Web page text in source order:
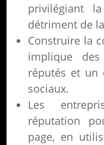
privilégiant
détriment de
Construire la
implique
réputés et un
sociaux.
Les
réputation
page, en